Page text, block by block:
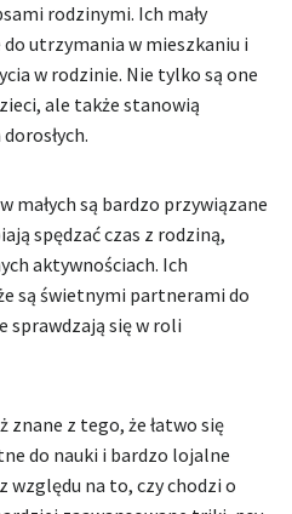
rodzinymi. Ich mały
do utrzymania w mieszkaniu i
w rodzinie. Nie tylko są one
ale także stanowią
małych są bardzo przywiązane
spędzać czas z rodziną,
aktywnościach. Ich
są świetnymi partnerami do
sprawdzają się w roli
znane z tego, że łatwo się
do nauki i bardzo lojalne
względu na to, czy chodzi o